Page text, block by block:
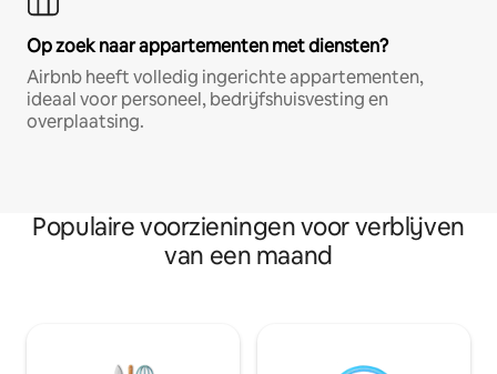
Op zoek naar appartementen met diensten?
Airbnb heeft volledig ingerichte appartementen,
ideaal voor personeel, bedrijfshuisvesting en
overplaatsing.
Populaire voorzieningen voor verblijven
van een maand